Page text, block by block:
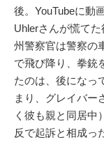
後。YouTubeに動
Uhlerさんが慌て
州警察官は警察の
で飛び降り、拳銃
たのは、後になっ
まり、グレイバー
く彼も親と同居中
反で起訴と相成っ